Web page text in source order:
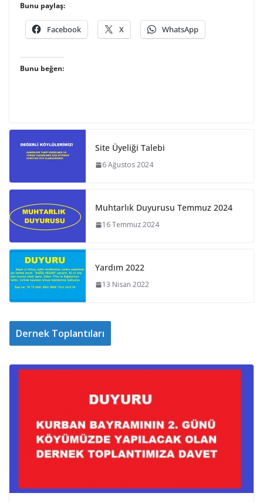
Bunu paylaş:
Facebook X WhatsApp
Bunu beğen:
Site Üyeliği Talebi
6 Ağustos 2024
Muhtarlık Duyurusu Temmuz 2024
16 Temmuz 2024
Yardım 2022
13 Nisan 2022
Dernek Toplantıları